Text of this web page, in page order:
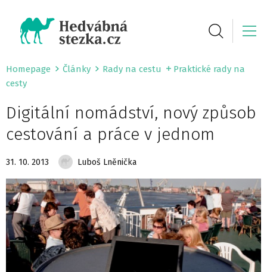
Homepage Články Rady na cestu
Praktické rady na
cesty
Digitální nomádství, nový způsob
cestování a práce v jednom
31. 10. 2013 Luboš Lněnička